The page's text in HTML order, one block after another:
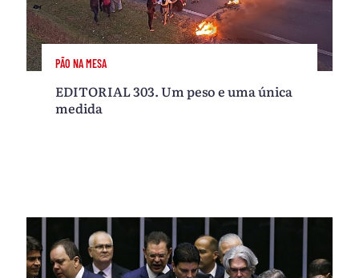
PÃO NA MESA
EDITORIAL 303. Um peso e uma única
medida